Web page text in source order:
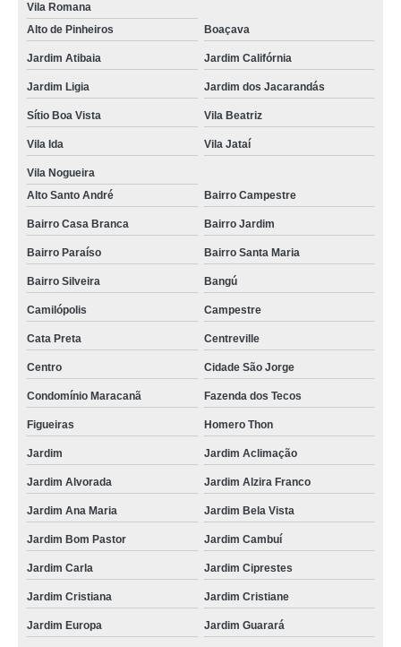
foto lembrança em Guarulhos preço Vila Alzira
valor de fotos de lembranças de casamento Vila Noca
empresa foto lembrança telefone Jardim Fonte do Morumbi
foto lembrança na Zona Leste preço Residencial Oito
valor de fotos de lembrança de casamento Brooklin
foto lembrança ao vivo Lauzane Paulista
empresa de foto lembrança São José dos Campos
empresa que faz foto lembrança de casamento Vila Paulicéia
foto lembrança para casamento São bernado do Campo
empresa que faz foto lembrança no ABC Vila Helena
valor de foto lembrança para eventos corporativos Pinheiros
foto lembrança ao vivo Lapa
empresa que faz foto lembrança na Zona Oeste Parque da Mooca
preço de serviço de foto lembrança para casamento Assunção
fotos de lembrancinhas de casamento preço São José dos Campos
empresa que faz foto lembrança na Zona Sul Vila Buarque
valor de foto lembrança para eventos Liberdade
valor de fotos de lembrancinhas de casamento Ibiúna
fotos de lembranças de casamento preço Catanduva
Vila Romana
Alto de Pinheiros
Boaçava
Jardim Atibaia Jardim Califórnia
Jardim Ligia Jardim dos Jacarandás
Sítio Boa Vista Vila Beatriz
Vila Ida Vila Jataí
Vila Nogueira
Alto Santo André
Bairro Campestre
Bairro Casa Branca Bairro Jardim
Bairro Paraíso Bairro Santa Maria
Bairro Silveira Bangú
Camilópolis Campestre
Cata Preta Centreville
Centro Cidade São Jorge
Condomínio Maracanã Fazenda dos Tecos
Figueiras Homero Thon
Jardim Jardim Aclimação
Jardim Alvorada Jardim Alzira Franco
Jardim Ana Maria Jardim Bela Vista
Jardim Bom Pastor Jardim Cambuí
Jardim Carla Jardim Ciprestes
Jardim Cristiana Jardim Cristiane
Jardim Europa Jardim Guarará